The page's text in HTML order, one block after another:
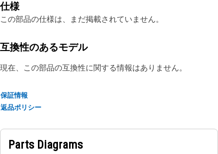
仕様
この部品の仕様は、まだ掲載されていません。
互換性のあるモデル
現在、この部品の互換性に関する情報はありません。
保証情報
返品ポリシー
Parts Diagrams